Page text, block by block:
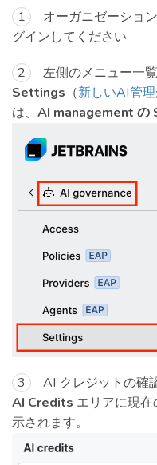
オーガニゼーショ
グインしてください
左側のメニュー一
Settings （新しいAI管理
は、 AI management の
AI クレジットの確
AI Credits エリアに現
示されます。